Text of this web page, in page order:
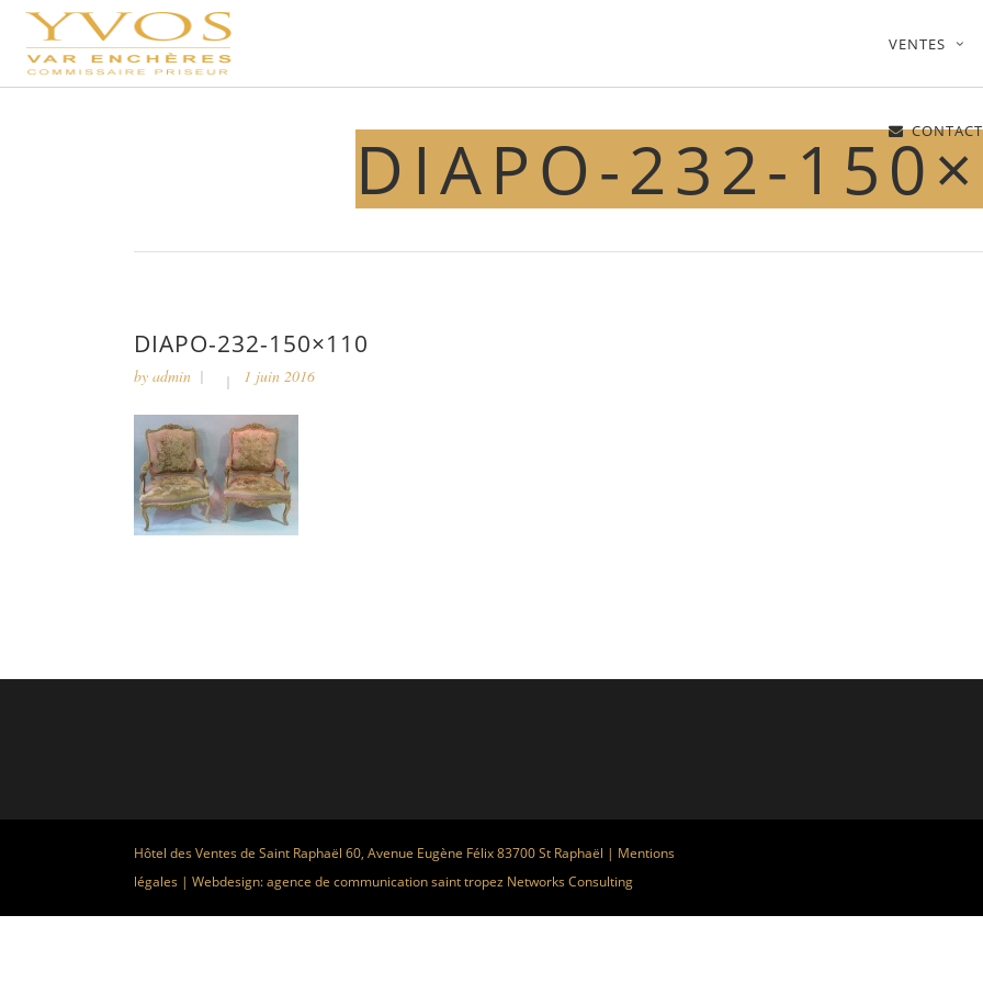
VENTES
CONTACT
DIAPO-232-
DIAPO-232-150×110
by admin 1 juin 2016
Hôtel des Ventes de Saint Raphaël 60, Avenue Eugène Félix 83700 St Raphaël | Mentions
légales | Webdesign:agence de communication saint tropez Networks Consulting